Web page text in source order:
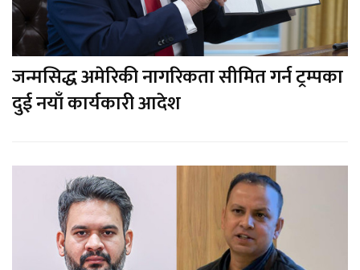
जन्मसिद्ध अमेरिकी नागरिकता सीमित गर्न ट्रम्पका
दुई नयाँ कार्यकारी आदेश